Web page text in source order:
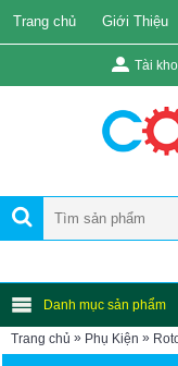
Trang chủ Giới Thiệu
Tài
Danh mục sản phẩm
Trang chủ » Phụ Kiện »